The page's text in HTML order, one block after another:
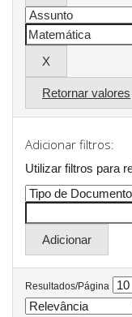
Retornar valores
Adicionar filtros:
Utilizar filtros para
Resultados/Página